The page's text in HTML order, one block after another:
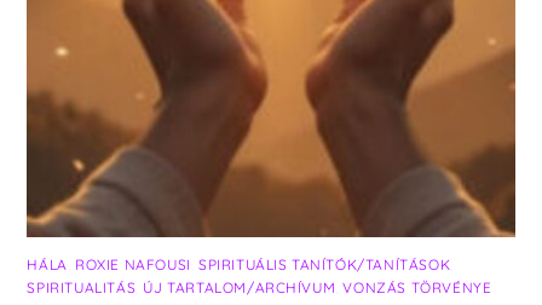
HÁLA ROXIE NAFOUSI SPIRITUÁLIS TANÍTÓK/TANÍTÁSOK
SPIRITUALITÁS ÚJ TARTALOM/ARCHÍVUM ,VONZÁS TÖRVÉNYE